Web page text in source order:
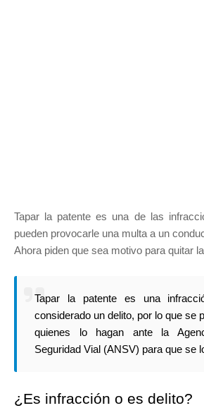
Tapar la patente es una de las
pueden provocarle una multa a un
Ahora piden que sea motivo para quitar
Tapar la patente es una
considerado un delito, por lo que se
quienes lo hagan ante la
Seguridad Vial (ANSV) para que se
¿Es infracción o es delito?